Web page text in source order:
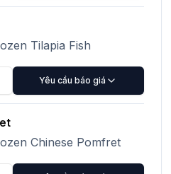
Tilapia Fish
Yêu cầu báo giá
Chinese Pomfret